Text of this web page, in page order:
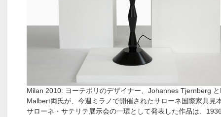
Milan 2010: ヨーテボリのデザイナー、Johannes Tjernberg
Malbert両氏が、今週ミラノで開催されたサローネ国際家具見
サローネ・サテリテ展示会の一環として発表した作品は、